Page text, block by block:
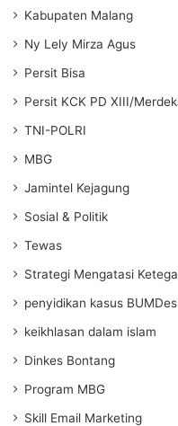
Kabupaten Malang
Ny Lely Mirza Agus
Persit Bisa
Persit KCK PD XIII/
TNI-POLRI
MBG
Jamintel Kejagung
Sosial & Politik
Tewas
Strategi Mengatasi
penyidikan kasus BUMDes
keikhlasan dalam islam
Dinkes Bontang
Program MBG
Skill Email Marketing